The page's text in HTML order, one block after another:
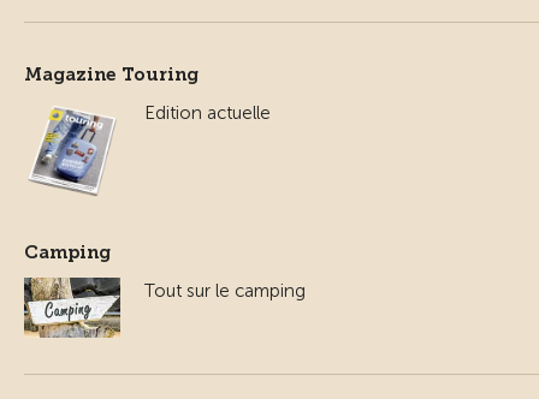
Magazine Touring
Edition actuelle
Camping
Tout sur le camping